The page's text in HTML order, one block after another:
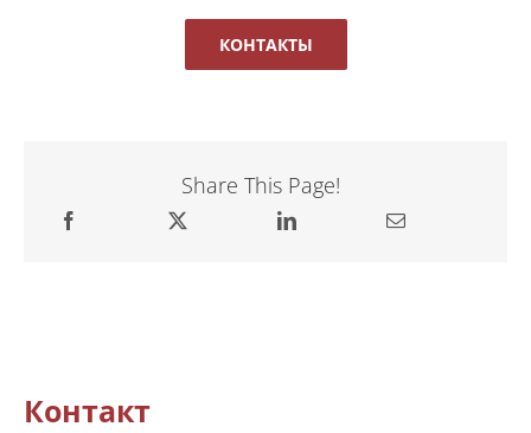
КОНТАКТЫ
Share This Page!
Контакт